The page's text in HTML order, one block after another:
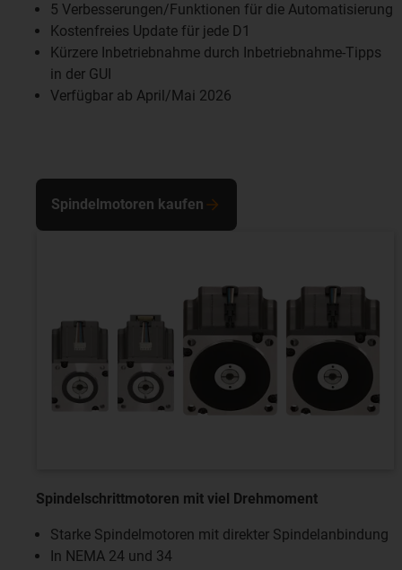
5 Verbesserungen/Funktionen für die Automatisierung
Kostenfreies Update für jede D1
Kürzere Inbetriebnahme durch Inbetriebnahme-Tipps
in der GUI
Verfügbar ab April/Mai 2026
Spindelschrittmotoren mit viel Drehmoment
Starke Spindelmotoren mit direkter Spindelanbindung
In NEMA 24 und 34
Spindelmotoren kaufen